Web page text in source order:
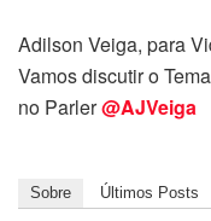
Adilson Veiga, para
Vamos discutir o
no Parler@AJVeiga
Sobre Últimos Posts